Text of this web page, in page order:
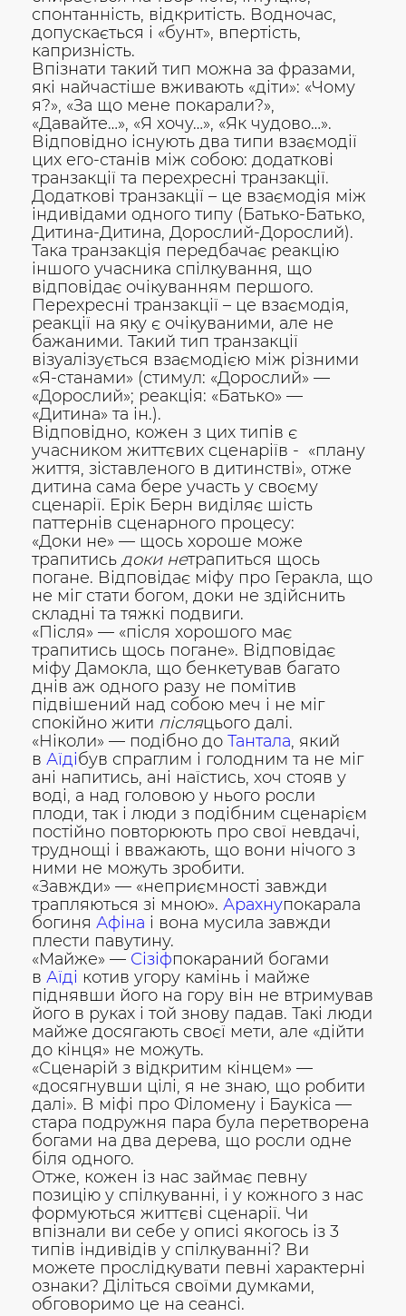
спонтанність, відкритість. Водночас,
допускається і «бунт», впертість,
капризність.
Впізнати такий тип можна за фразами,
які найчастіше вживають «діти»: «Чому
я?», «За що мене покарали?»,
«Давайте…», «Я хочу…», «Як чудово…».
Відповідно існують два типи взаємодії
цих его-станів між собою: додаткові
транзакції та перехресні транзакції.
Додаткові транзакції – це взаємодія між
індивідами одного типу (Батько-Батько,
Дитина-Дитина, Дорослий-Дорослий).
Така транзакція передбачає реакцію
іншого учасника спілкування, що
відповідає очікуванням першого.
Перехресні транзакції – це взаємодія,
реакції на яку є очікуваними, але не
бажаними. Такий тип транзакції
візуалізується взаємодією між різними
«Я-станами» (стимул: «Дорослий» —
«Дорослий»; реакція: «Батько» —
«Дитина» та ін.).
Відповідно, кожен з цих типів є
учасником життєвих сценаріїв - «плану
життя, зіставленого в дитинстві», отже
дитина сама бере участь у своєму
сценарії. Ерік Берн виділяє шість
паттернів сценарного процесу:
«Доки не» — щось хороше може
трапитисьдоки нетрапиться щось
погане. Відповідає міфу про Геракла, що
не міг стати богом, доки не здійснить
складні та тяжкі подвиги.
«Після» — «після хорошого має
трапитись щось погане». Відповідає
міфу Дамокла, що бенкетував багато
днів аж одного разу не помітив
підвішений над собою меч і не міг
спокійно жити післяцього далі.
«Ніколи» — подібно доТантала, який
вАїдібув спраглим і голодним та не міг
ані напитись, ані наїстись, хоч стояв у
воді, а над головою у нього росли
плоди, так і люди з подібним сценарієм
постійно повторюють про свої невдачі,
труднощі і вважають, що вони нічого з
ними не можуть зробити.
«Завжди» — «неприємності завжди
трапляються зі мною».Арахнупокарала
богиняАфіна і вона мусила завжди
плести павутину.
«Майже» — Сізіфпокараний богами
вАїді котив угору камінь і майже
піднявши його на гору він не втримував
його в руках і той знову падав. Такі люди
майже досягають своєї мети, але «дійти
до кінця» не можуть.
«Сценарій з відкритим кінцем» —
«досягнувши цілі, я не знаю, що робити
далі». В міфі про Філомену і Баукіса —
стара подружня пара була перетворена
богами на два дерева, що росли одне
біля одного.
Отже, кожен із нас займає певну
позицію у спілкуванні, і у кожного з нас
формуються життєві сценарії. Чи
впізнали ви себе у описі якогось із 3
типів індивідів у спілкуванні? Ви
можете прослідкувати певні характерні
ознаки? Діліться своїми думками,
обговоримо це на сеансі.